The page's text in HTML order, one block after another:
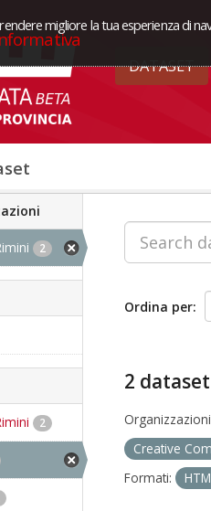
migliore la tua esperienza di
DATASET
2
2
Ordina per
2
Creative
Formati: